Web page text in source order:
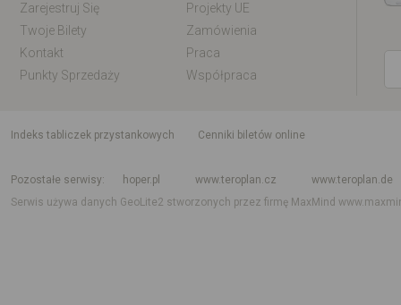
Zarejestruj Się
Projekty UE
Twoje Bilety
Zamówienia
Kontakt
Praca
Punkty Sprzedaży
Współpraca
indeks tabliczek przystankowych
Cenniki biletów online
Pozostałe serwisy
hoper.pl www.teroplan.cz
www.teroplan.de
Serwis używa danych GeoLite2 stworzonych przez firmę MaxMind